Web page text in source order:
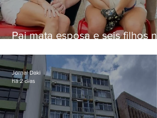
Pai mata esposa e seis filhos
Jornal Daki
há 2 dias